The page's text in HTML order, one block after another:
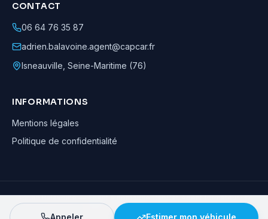
CONTACT
06 64 76 35 87
adrien.balavoine.agent@capcar.fr
Isneauville Seine-Maritime (76)
INFORMATIONS
Mentions légales
Politique de confidentialité
Adrien Balavoine—Agent automobile CapCar, Agent formateur· ©
· Tous droits réservés
Appeler Estimer mon véhicule